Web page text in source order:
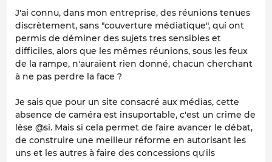
J'ai connu, dans mon entreprise, des réunions tenues
discrètement, sans "couverture médiatique", qui ont
permis de déminer des sujets tres sensibles et
difficiles, alors que les mêmes réunions, sous les feux
de la rampe, n'auraient rien donné, chacun cherchant
à ne pas perdre la face ?
Je sais que pour un site consacré aux médias, cette
absence de caméra est insuportable, c'est un crime de
lèse @si. Mais si cela permet de faire avancer le débat,
de construire une meilleur réforme en autorisant les
uns et les autres à faire des concessions qu'ils